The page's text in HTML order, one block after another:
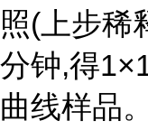
照(上步稀
分钟,得
曲线样品